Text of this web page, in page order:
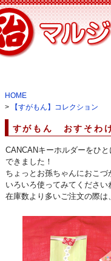
HOME
>
【すがもん】コレクション
すがもん おすそわ
CANCANキーホルダーをひ
できました！
ちょっとお孫ちゃんにおこづ
いろいろ使ってみてください
在庫数より多いご注文の際は